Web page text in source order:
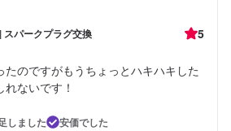
スパークプラグ交換 5
たのですがもうちょっとハキハキした
ないです！
しました
安価でした